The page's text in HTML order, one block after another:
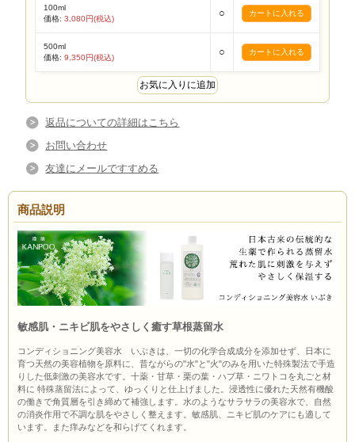
100ml
価格: 3,080円(税込) ○
500ml
価格: 9,350円(税込) ○
返品についての詳細はこちら
お問い合わせ
友達にメールですすめる
商品説明
敏感肌・ニキビ肌をやさしく癒す草根蒸留水
コンディショニング美容水 いぶきは、一切の化学合成成分を添加せず、日本に
育つ天然の美容植物を原料に、昔ながらの"水"と"火"のみを用いた特殊製法で手造
りした低刺激の美容水です。十薬・甘草・栗の葉・ハブ草・ニワトコを丸ごと材
料に 特殊蒸留法によって、ゆっくりと仕上げました。浸透性に優れた天然有機酸
の働きで角質層を引き締めて補強します。水のようなサラサラの美容水で、自然
の消炎作用で不調な肌をやさしく整えます。敏感肌、ニキビ肌のケアにも適して
います。また痒みなどを和らげてくれます。